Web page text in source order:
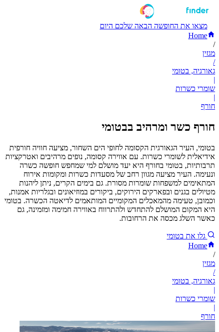
מצאו את החופשה הבאה שלכם היום
Home
/
מגזין
/
גאורגיה, בטומי
|
שומרי כשרות
|
חורף
חורף כשר ומרהיב בבטומי
בטומי, העיר הגאורגית הקסומה לחופי הים השחור, מציעה חוויה חורפית
אידיאלית לשומרי כשרות. עם אווירה קסומה, נופים מרהיבים ואטרקציות
תרבותיות, בטומי בחורף היא יעד מושלם למי שמחפש חופשה כשרה
ונעימה. העיר מציעה מגוון רחב של מסעדות כשרות ומקומות אירוח
המתאימים למשפחות שומרות מסורת. גם בימים הקרים, ניתן ליהנות
מטיולים בגנים ובפארקים הירוקים, ביקורים במוזיאונים ובגלריות אמנות,
וכמובן, טעימה מהמאכלים המקומיים המותאמים לדיאטה הכשרה. בטומי
היא המקום המושלם להתחדש ולהתרווח באווירה חמימה ומזמינה, גם
כאשר השלג מכסה את הרחובות.
גלו את בטומי
Home
/
מגזין
/
גאורגיה, בטומי
|
שומרי כשרות
|
חורף